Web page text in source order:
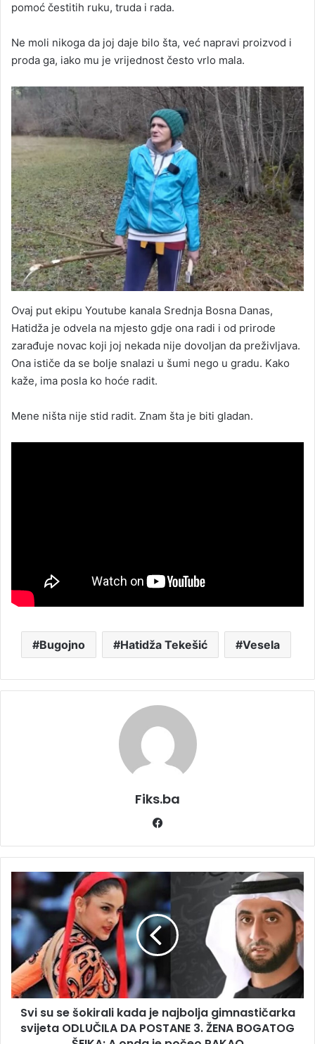
pomoć čestitih ruku, truda i rada.
Ne moli nikoga da joj daje bilo šta, već napravi proizvod i
proda ga, iako mu je vrijednost često vrlo mala.
Ovaj put ekipu Youtube kanala Srednja Bosna Danas,
Hatidža je odvela na mjesto gdje ona radi i od prirode
zarađuje novac koji joj nekada nije dovoljan da preživljava.
Ona ističe da se bolje snalazi u šumi nego u gradu. Kako
kaže, ima posla ko hoće radit.
Mene ništa nije stid radit. Znam šta je biti gladan.
Bugojno Hatidža Tekešić Vesela
Fiks.ba
Svi
se
šokirali
kada
je
najbolja
gimnastičarka
svijeta
ODLUČILA
DA
Svi su se šokirali kada je najbolja gimnastičarka
svijeta ODLUČILA DA POSTANE 3. ŽENA BOGATOG